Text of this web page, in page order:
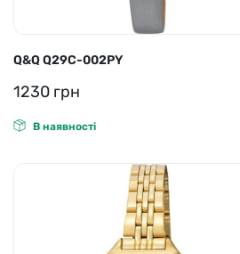
Q&Q Q29C-002PY
1230 грн
В наявності